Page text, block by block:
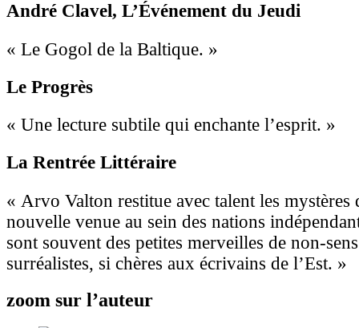
André Clavel, L’Événement du Jeudi
« Le Gogol de la Baltique. »
Le Progrès
« Une lecture subtile qui enchante l’esprit. »
La Rentrée Littéraire
« Arvo Valton restitue avec talent les mystères
nouvelle venue au sein des nations
sont souvent des petites merveilles de non-
surréalistes, si chères aux écrivains de l’Est. »
zoom sur l’auteur